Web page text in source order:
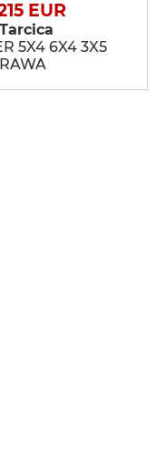
EUR
5X4 6X4 3X5